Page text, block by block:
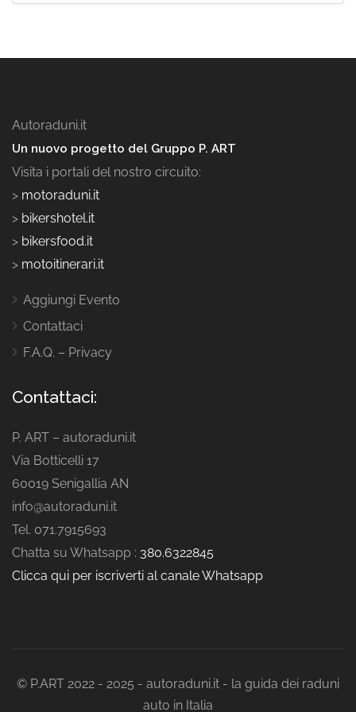
Autoraduni.it
Un nuovo progetto del Gruppo P. ART
Visita i portali del nostro circuito:
> motoraduni.it
> bikershotel.it
> bikersfood.it
> motoitinerari.it
Aggiungi Evento
Contattaci
F.A.Q. – Privacy
Contattaci:
P. ART – autoraduni.it
Via Botticelli 17
60019 Senigallia AN
info@autoraduni.it
Tel. 071.7915693
Chatta su Whatsapp : 380.6322845
Clicca qui per iscriverti al canale Whatsapp
© P.ART 2022 - 2025 - autoraduni.it - la guida dei raduni
auto in Italia